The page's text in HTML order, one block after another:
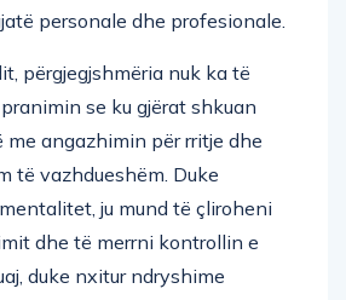
personale dhe profesionale.
përgjegjshmëria nuk ka të
se ku gjërat shkuan
me angazhimin për rritje dhe
të vazhdueshëm. Duke
ju mund të çliroheni
dhe të merrni kontrollin e
duke nxitur ndryshime